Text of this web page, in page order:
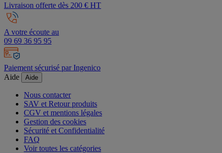
Livraison offerte dès 200 € HT
A votre écoute au
09 69 36 95 95
Paiement sécurisé par Ingenico
Aide
Aide
Nous contacter
SAV et Retour produits
CGV et mentions légales
Gestion des cookies
Sécurité et Confidentialité
FAQ
Voir toutes les catégories